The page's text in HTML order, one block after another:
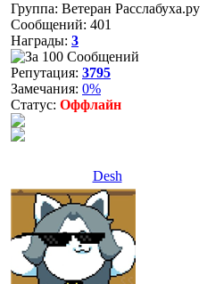
Группа: Ветеран Расслабуха.ру
Сообщений: 401
Награды: 3
Репутация: 3795
Замечания: 0%
Статус: Оффлайн
Desh